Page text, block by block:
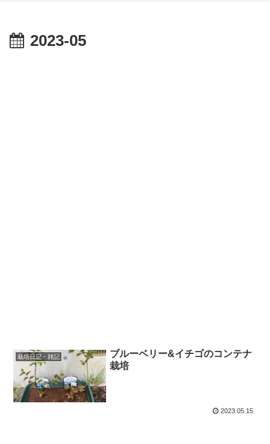
2023-05
栽培日記・雑記
ブルーベリー&イチゴのコンテナ
栽培
2023.05.15